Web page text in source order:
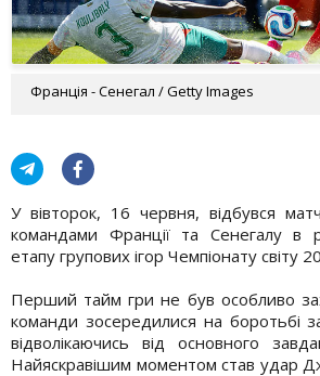
Франція - Сенегал / Getty Images
У вівторок, 16 червня, відбувся
командами Франції та Сенегалу в
етапу групових ігор Чемпіонату світу
Перший тайм гри не був особливо
команди зосередилися на боротьбі
відволікаючись від основного
Найяскравішим моментом став удар